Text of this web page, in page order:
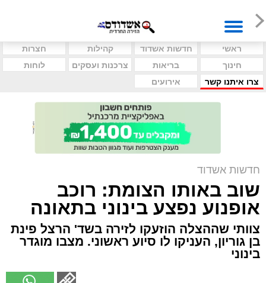
ראשי חדשות אשדוד קהילות
חצרות
חינוך
בריאות צרכנות ועסקים
לוחות
צרו איתנו קשר
אירועים
חדשות אשדוד
שוב באותו הצומת: רוכב
אופנוע נפצע בינוני בתאונה
צוותי שההצלה הוזעקו לזירה בשד' הרצל פינת
בן גוריון, העניקו לו סיוע ראשוני. מצבו מוגדר
בינוני